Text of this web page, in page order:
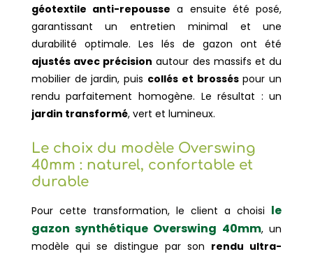
Le choix du modèle Overswing
40mm : naturel, confortable et
durable
Pour cette transformation, le client a choisi le
gazon synthétique Overswing 40mm, un
modèle qui se distingue par son rendu ultra-
géotextile anti-repousse a ensuite été posé,
garantissant un entretien minimal et une
durabilité optimale. Les lés de gazon ont été
ajustés avec précision autour des massifs et du
mobilier de jardin, puis collés et brosséspour un
rendu parfaitement homogène. Le résultat : un
jardin transformé, vert et lumineux.